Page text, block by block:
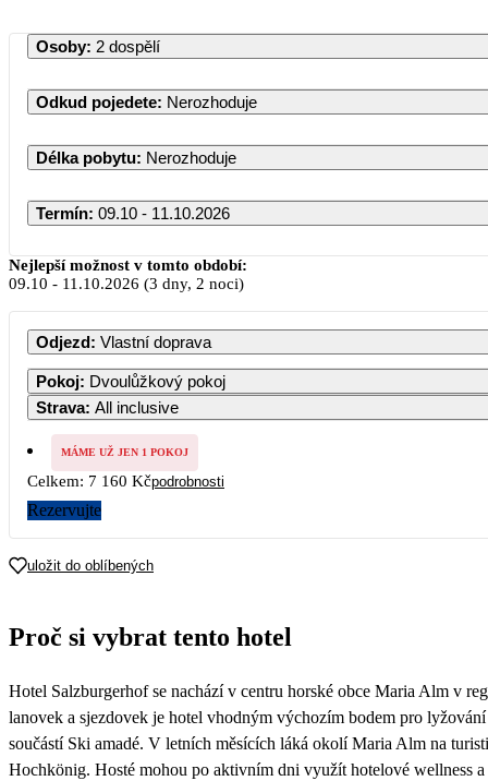
Osoby: 2 dospělí
Odkud pojedete: Nerozhoduje
Délka pobytu: Nerozhoduje
Termín: 09.10 - 11.10.2026
PO ÚT ST
5 6 7
19 20 21
Nejlepší možnost v tomto období:
09.10 - 11.10.2026 (3 dny, 2 noci)
Odjezd: Vlastní doprava
Pokoj: Dvoulůžkový pokoj
Strava: All inclusive
MÁME UŽ JEN 1 POKOJ
Celkem: 7 160 Kčpodrobnosti
Rezervujte
uložit do oblíbených
Proč si vybrat tento hotel
Hotel Salzburgerhof se nachází v centru horské obce Maria Alm v
lanovek a sjezdovek je hotel vhodným výchozím bodem pro
součástí Ski amadé. V letních měsících láká okolí Maria Alm na
Hochkönig. Hosté mohou po aktivním dni využít hotelové wellness